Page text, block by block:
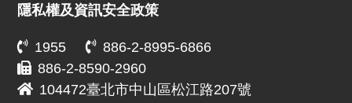
隱私權及資訊安全政策
1955
886-2-8995-6866
886-2-8590-2960
104472臺北市中山區松江路207號